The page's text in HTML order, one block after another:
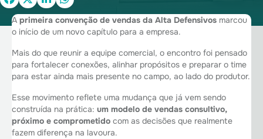
A primeira convenção de vendas da Alta Defensivos marcou
o início de um novo capítulo para a empresa.
Mais do que reunir a equipe comercial, o encontro foi pensado
para fortalecer conexões, alinhar propósitos e preparar o time
para estar ainda mais presente no campo, ao lado do produtor.
Esse movimento reflete uma mudança que já vem sendo
construída na prática: um modelo de vendas consultivo,
próximo e comprometido com as decisões que realmente
fazem diferença na lavoura.